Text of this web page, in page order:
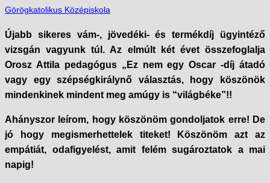
Görögkatolikus Középiskola
Újabb sikeres vám-, jövedéki- és termékdíj ügyintéző
vizsgán vagyunk túl. Az elmúlt két évet összefoglalja
Orosz Attila pedagógus „Ez nem egy Oscar -díj átadó
vagy egy szépségkirálynő választás, hogy köszönök
mindenkinek mindent meg amúgy is “világbéke”!!
Ahányszor leírom, hogy köszönöm gondoljatok erre! De
jó hogy megismerhettelek titeket! Köszönöm azt az
empátiát, odafigyelést, amit felém sugároztatok a mai
napig!